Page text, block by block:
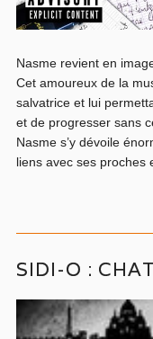
Nasme revient en
Cet amoureux de la
salvatrice et lui
et de progresser sans
Nasme s’y dévoile
liens avec ses proches
SIDI-O :